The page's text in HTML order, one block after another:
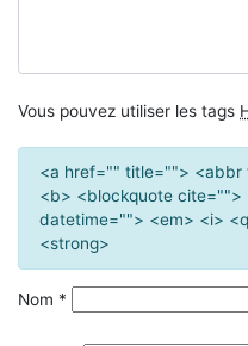
Vous pouvez utiliser les tags
<a href="" title="">
<b> <blockquote
datetime=""> <em> <i>
<strong>
Nom *